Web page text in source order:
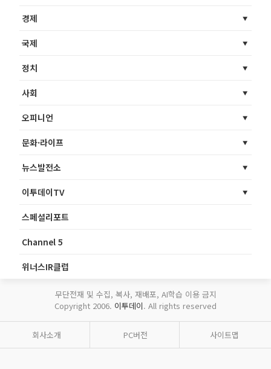
경제
국제
정치
사회
오피니언
문화·라이프
뉴스발전소
이투데이TV
스페셜리포트
Channel 5
위너스IR클럽
무단전재 및 수집, 복사, 재배포, AI학습 이용 금지
Copyright 2006. 이투데이. All rights reserved
회사소개 PC버전 사이트맵